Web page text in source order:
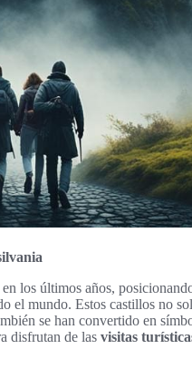
los últimos años,
el mundo. Estos castillos no
se han convertido en
disfrutan de las visitas